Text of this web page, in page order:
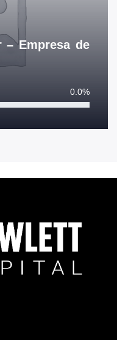
– Empresa de
0.0%